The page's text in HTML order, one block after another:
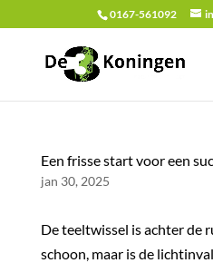
0167-561092
Een frisse start voor een
jan 30, 2025
De teeltwissel is achter de
schoon, maar is de